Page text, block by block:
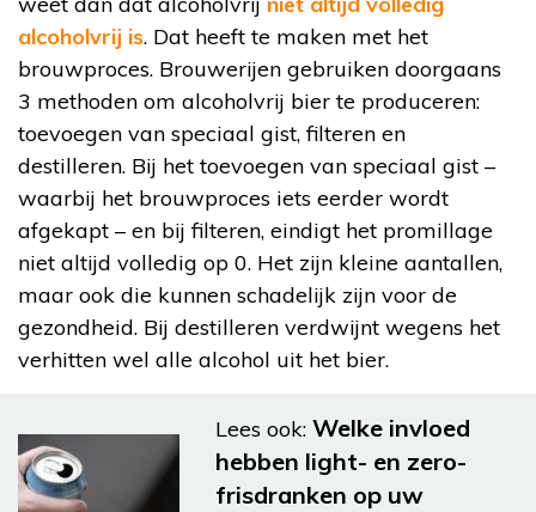
alcoholvrij is. Dat heeft te maken met het
brouwproces. Brouwerijen gebruiken doorgaans
3 methoden om alcoholvrij bier te produceren:
toevoegen van speciaal gist, filteren en
destilleren. Bij het toevoegen van speciaal gist –
waarbij het brouwproces iets eerder wordt
afgekapt – en bij filteren, eindigt het promillage
niet altijd volledig op 0. Het zijn kleine aantallen,
maar ook die kunnen schadelijk zijn voor de
gezondheid. Bij destilleren verdwijnt wegens het
verhitten wel alle alcohol uit het bier.
Lees ook: Welke invloed
hebben light- en zero-
frisdranken op uw